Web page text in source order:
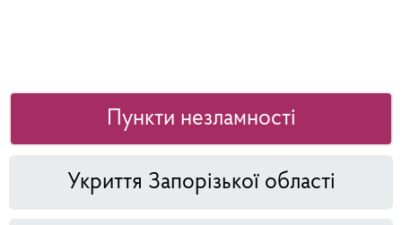
Пункти незламності
Укриття Запорізької області